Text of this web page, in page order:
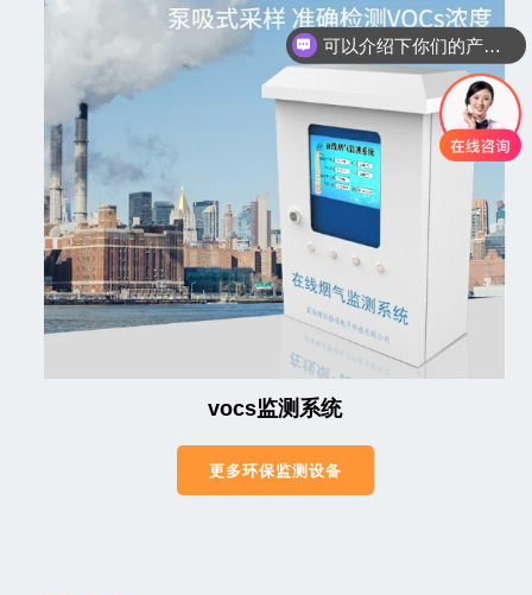
vocs监测系统
更多环保监测设备
你们是怎么收费的呢